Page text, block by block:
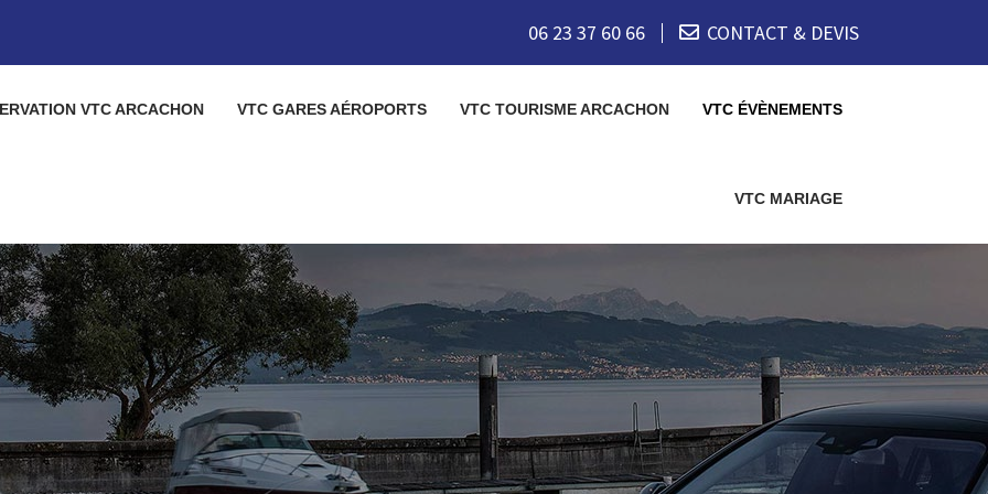
06 23 37 60 66 CONTACT & DEVIS
VTC ARCACHON VTC GARES AÉROPORTS VTC TOURISME ARCACHON VTC ÉVÈNEMENTS
VTC MARIAGE